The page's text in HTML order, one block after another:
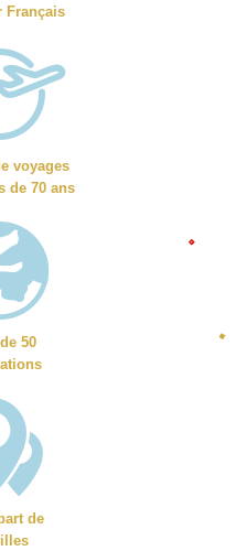
Français
voyages
de 70 ans
50
de